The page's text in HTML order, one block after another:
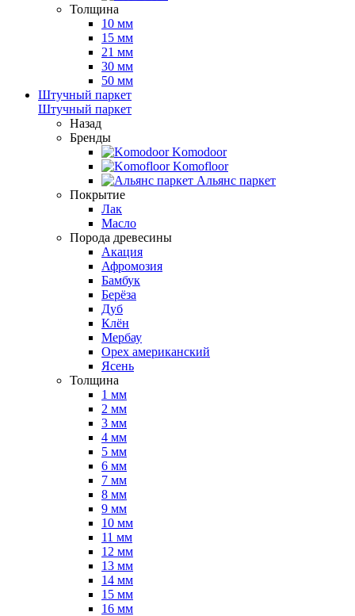
Толщина
10 мм
15 мм
21 мм
30 мм
50 мм
Штучный паркет
Штучный паркет
Назад
Бренды
Komodoor
Komofloor
Альянс паркет
Покрытие
Лак
Масло
Порода древесины
Акация
Афромозия
Бамбук
Берёза
Дуб
Клён
Мербау
Орех американский
Ясень
Толщина
1 мм
2 мм
3 мм
4 мм
5 мм
6 мм
7 мм
8 мм
9 мм
10 мм
11 мм
12 мм
13 мм
14 мм
15 мм
16 мм